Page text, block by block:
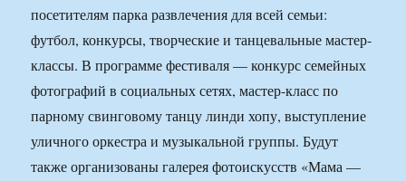
посетителям парка развлечения для всей семьи:
футбол, конкурсы, творческие и танцевальные мастер-
классы. В программе фестиваля — конкурс семейных
фотографий в социальных сетях, мастер-класс по
парному свинговому танцу линди хопу, выступление
уличного оркестра и музыкальной группы. Будут
также организованы галерея фотоискусств «Мама —